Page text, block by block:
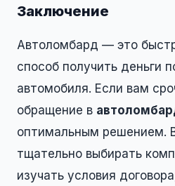
Заключение
Автоломбард — это
способ получить деньги
автомобиля. Если вам
обращение в
оптимальным решением.
тщательно выбирать
изучать условия